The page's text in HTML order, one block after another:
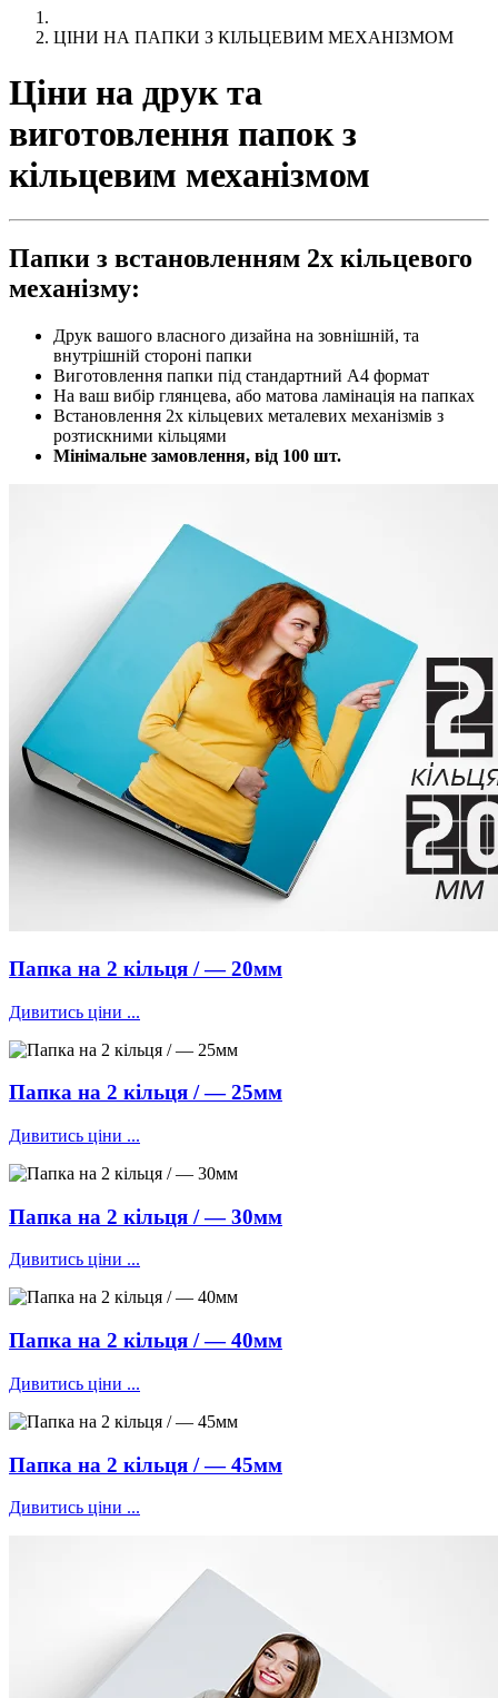
ЦІНИ НА ПАПКИ З КІЛЬЦЕВИМ МЕХАНІЗМОМ
Ціни на друк та
виготовлення папок з
кільцевим механізмом
Папки з встановленням 2х кільцевого
механізму:
Друк вашого власного дизайна на зовнішній, та
внутрішній стороні папки
Виготовлення папки під стандартний А4 формат
На ваш вибір глянцева, або матова ламінація на папках
Встановлення 2х кільцевих металевих механізмів з
розтискними кільцями
Мінімальне замовлення, від 100 шт.
Папка на 2 кільця / — 20мм
Дивитись ціни ...
Папка на 2 кільця / — 25мм
Дивитись ціни ...
Папка на 2 кільця / — 30мм
Дивитись ціни ...
Папка на 2 кільця / — 40мм
Дивитись ціни ...
Папка на 2 кільця / — 45мм
Дивитись ціни ...